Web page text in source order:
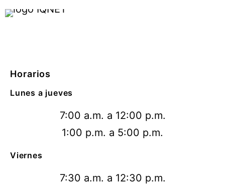
Horarios
Lunes a jueves
7:00 a.m. a 12:00 p.m.
1:00 p.m. a 5:00 p.m.
Viernes
7:30 a.m. a 12:30 p.m.